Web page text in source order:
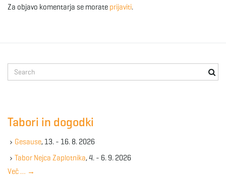
Za objavo komentarja se morate prijaviti.
e
e
y
w
Tabori in dogodki
Gesause, 13. - 16. 8. 2026
Tabor Nejca Zaplotnika, 4. - 6. 9. 2026
Več … →